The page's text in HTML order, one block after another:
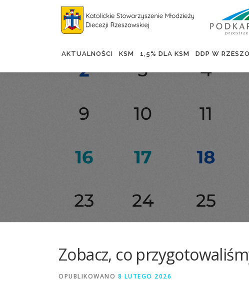
AKTUALNOŚCI KSM 1,5% DLA KSM DDP W
Zobacz, co
OPUBLIKOWANO 8 LUTEGO 2026